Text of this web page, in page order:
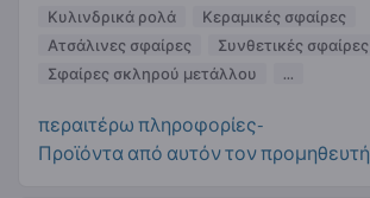
Κυλινδρικά ρολά
Κεραμικές σφαίρες
Ατσάλινες σφαίρες
Συνθετικές σφαίρες
Σφαίρες σκληρού μετάλλου
...
περαιτέρω πληροφορίες-
Προϊόντα από αυτόν τον προμηθευτή